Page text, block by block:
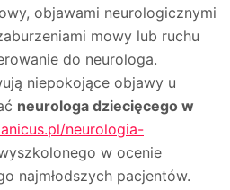
objawami neurologicznymi
mowy lub ruchu
do neurologa.
niepokojące objawy u
neurologa dziecięcego w
neurologia-
w ocenie
najmłodszych pacjentów.